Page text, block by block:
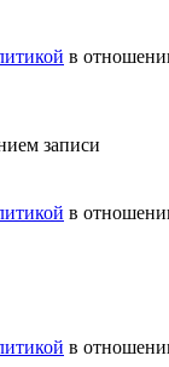
в
записи
в
в